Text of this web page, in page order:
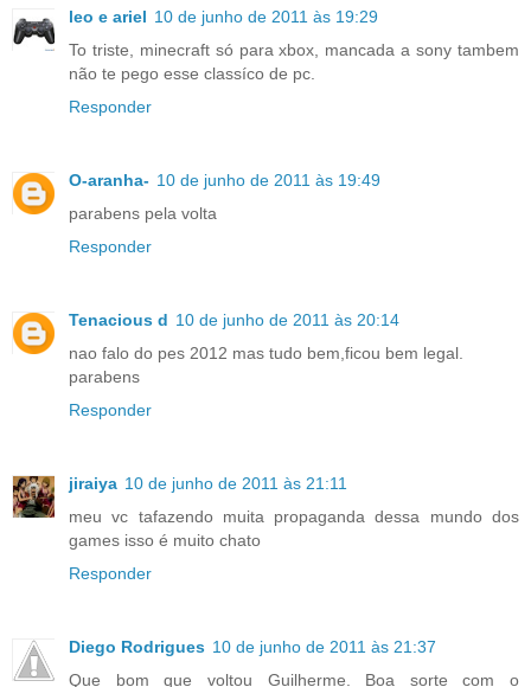
leo e ariel 10 de junho de 2011 às 19:29
To triste, minecraft só para xbox, mancada a sony tambem
não te pego esse classíco de pc.
Responder
O-aranha- 10 de junho de 2011 às 19:49
parabens pela volta
Responder
Tenacious d 10 de junho de 2011 às 20:14
nao falo do pes 2012 mas tudo bem,ficou bem legal.
parabens
Responder
jiraiya 10 de junho de 2011 às 21:11
meu vc tafazendo muita propaganda dessa mundo dos
games isso é muito chato
Responder
Diego Rodrigues 10 de junho de 2011 às 21:37
Que bom que voltou Guilherme. Boa sorte com o